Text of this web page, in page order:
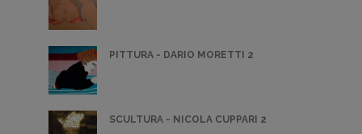
PITTURA - DARIO MORETTI 2
SCULTURA - NICOLA CUPPARI 2